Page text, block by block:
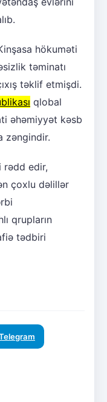
hökuməti
təminatı
təklif etmişdi.
qlobal
əhəmiyyət kəsb
zəngindir.
rədd edir,
çoxlu dəlillər
qrupların
tədbiri